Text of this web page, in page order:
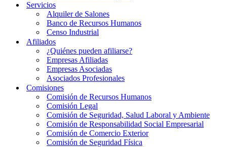
Servicios
Alquiler de Salones
Banco de Recursos Humanos
Censo Industrial
Afiliados
¿Quiénes pueden afiliarse?
Empresas Afiliadas
Empresas Asociadas
Asociados Profesionales
Comisiones
Comisión de Recursos Humanos
Comisión Legal
Comisión de Seguridad, Salud Laboral y Ambiente
Comisión de Responsabilidad Social Empresarial
Comisión de Comercio Exterior
Comisión de Seguridad Física